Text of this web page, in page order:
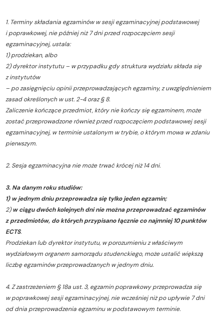
1. Terminy składania egzaminów w sesji egzaminacyjnej podstawowej
i poprawkowej, nie później niż 7 dni przed rozpoczęciem sesji
egzaminacyjnej, ustala:
1) prodziekan, albo
2) dyrektor instytutu – w przypadku gdy struktura wydziału składa się
z instytutów
– po zasięgnięciu opinii przeprowadzających egzaminy, z uwzględnieniem
zasad określonych w ust. 2-4 oraz § 8.
Zaliczenie kończące przedmiot, który nie kończy się egzaminem, może
zostać przeprowadzone również przed rozpoczęciem podstawowej sesji
egzaminacyjnej, w terminie ustalonym w trybie, o którym mowa w zdaniu
pierwszym.
2. Sesja egzaminacyjna nie może trwać krócej niż 14 dni.
3. Na danym roku studiów:
1) w jednym dniu przeprowadza się tylko jeden egzamin;
2)w ciągu dwóch kolejnych dni nie można przeprowadzać egzaminów
z przedmiotów, do których przypisano łącznie co najmniej 10 punktów
ECTS.
Prodziekan lub dyrektor instytutu, w porozumieniu z właściwym
wydziałowym organem samorządu studenckiego, może ustalić większą
liczbę egzaminów przeprowadzanych w jednym dniu.
4. Z zastrzeżeniem § 18a ust. 3, egzamin poprawkowy przeprowadza się
w poprawkowej sesji egzaminacyjnej, nie wcześniej niż po upływie 7 dni
od dnia przeprowadzenia egzaminu w podstawowym terminie.